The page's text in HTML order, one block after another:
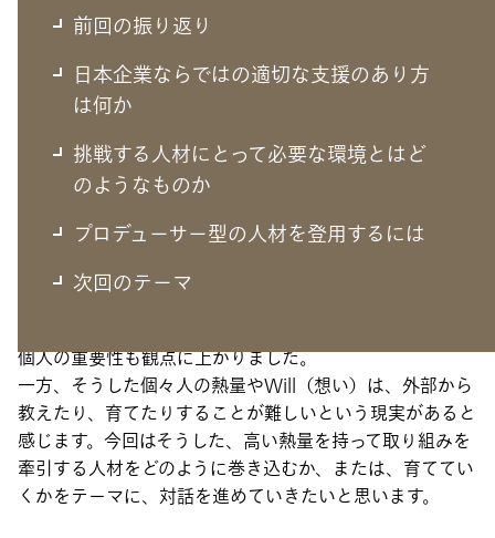
前回の振り返り
日本企業ならではの適切な支援のあり方
は何か
挑戦する人材にとって必要な環境とはど
のようなものか
プロデューサー型の人材を登用するには
次回のテーマ
前回の振り返り
新しい挑戦を推進するための仕組みや外部活用
個人の重要性も観点に上がりました。
一方、そうした個々人の熱量やWill（想い）は、外部から
教えたり、育てたりすることが難しいという現実があると
感じます。今回はそうした、高い熱量を持って取り組みを
牽引する人材をどのように巻き込むか、または、育ててい
くかをテーマに、対話を進めていきたいと思います。